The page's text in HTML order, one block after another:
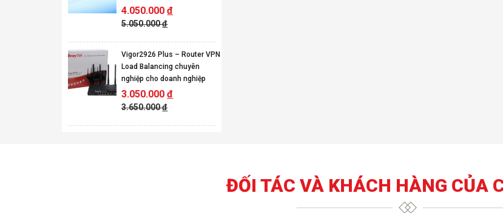
4.050.000đ
5.050.000đ
Vigor2926 Plus – Router VPN
Load Balancing chuyên
nghiệp cho doanh nghiệp
3.050.000đ
3.650.000đ
ĐỐI TÁC VÀ KHÁCH HÀNG CỦA